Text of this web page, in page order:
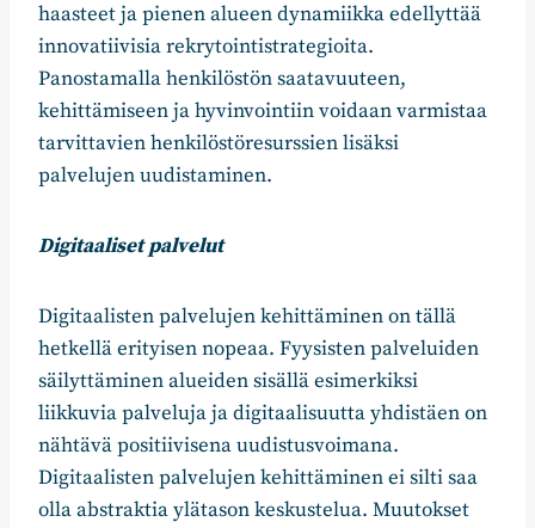
haasteet ja pienen alueen dynamiikka edellyttää
innovatiivisia rekrytointistrategioita.
Panostamalla henkilöstön saatavuuteen,
kehittämiseen ja hyvinvointiin voidaan varmistaa
tarvittavien henkilöstöresurssien lisäksi
palvelujen uudistaminen.
Digitaaliset palvelut
Digitaalisten palvelujen kehittäminen on tällä
hetkellä erityisen nopeaa. Fyysisten palveluiden
säilyttäminen alueiden sisällä esimerkiksi
liikkuvia palveluja ja digitaalisuutta yhdistäen on
nähtävä positiivisena uudistusvoimana.
Digitaalisten palvelujen kehittäminen ei silti saa
olla abstraktia ylätason keskustelua. Muutokset